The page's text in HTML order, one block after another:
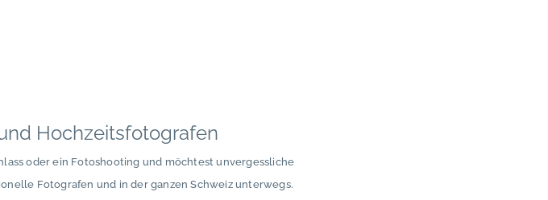
Hochzeitsfotografen
oder ein Fotoshooting und möchtest unvergessliche
Fotografen und in der ganzen Schweiz unterwegs.